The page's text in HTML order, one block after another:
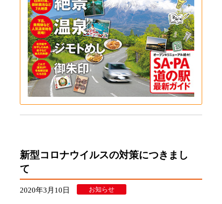
新型コロナウイルスの対策につきまし
て
2020年3月10日 お知らせ